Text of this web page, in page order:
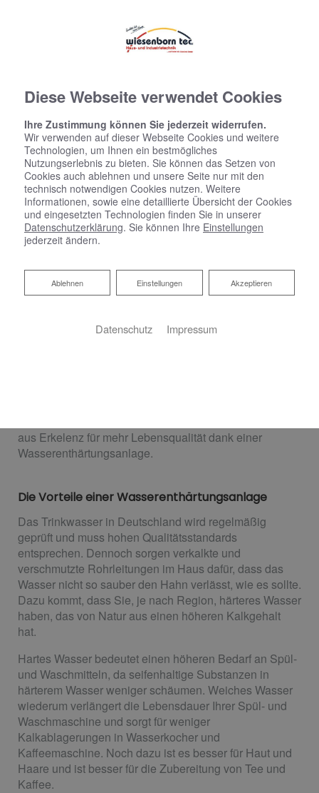
Ihre Wasserenthärtungsanlage
aus Erkelenz für mehr Lebensqualität dank einer
Wasserenthärtungsanlage.
Die Vorteile einer Wasserenthärtungsanlage
Das Trinkwasser in Deutschland wird regelmäßig
geprüft und muss hohen Qualitätsstandards
entsprechen. Dennoch sorgen verkalkte und
verschmutzte Rohrleitungen im Haus dafür, dass das
Wasser nicht so sauber den Hahn verlässt, wie es sollte.
Dazu kommt, dass Sie, je nach Region, härteres Wasser
haben, das von Natur aus einen höheren Kalkgehalt
hat.
Hartes Wasser bedeutet einen höheren Bedarf an Spül-
und Waschmitteln, da seifenhaltige Substanzen in
härterem Wasser weniger schäumen. Weiches Wasser
wiederum verlängert die Lebensdauer Ihrer Spül- und
Waschmaschine und sorgt für weniger
Kalkablagerungen in Wasserkocher und
Kaffeemaschine. Noch dazu ist es besser für Haut und
Haare und ist besser für die Zubereitung von Tee und
Kaffee.
Diese Webseite verwendet Cookies
Ihre Zustimmung können Sie jederzeit widerrufen.
Wir verwenden auf dieser Webseite Cookies und weitere
Technologien, um Ihnen ein bestmögliches
Nutzungserlebnis zu bieten. Sie können das Setzen von
Cookies auch ablehnen und unsere Seite nur mit den
technisch notwendigen Cookies nutzen. Weitere
Informationen, sowie eine detaillierte Übersicht der Cookies
und eingesetzten Technologien finden Sie in unserer
Datenschutzerklärung. Sie können Ihre Einstellungen
jederzeit ändern.
Akzeptieren
Einstellungen
Ablehnen
Ablehnen
Datenschutz Impressum